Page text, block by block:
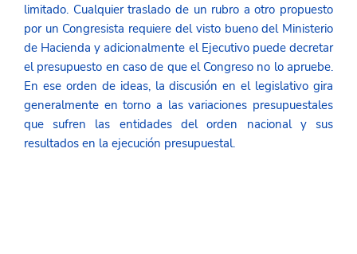
limitado. Cualquier traslado de un rubro a otro propuesto
por un Congresista requiere del visto bueno del Ministerio
de Hacienda y adicionalmente el Ejecutivo puede decretar
el presupuesto en caso de que el Congreso no lo apruebe.
En ese orden de ideas, la discusión en el legislativo gira
generalmente en torno a las variaciones presupuestales
que sufren las entidades del orden nacional y sus
resultados en la ejecución presupuestal.